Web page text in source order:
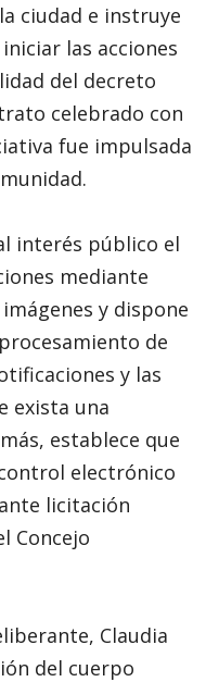
ciudad e instruye
las acciones
del decreto
celebrado con
fue impulsada
interés público el
mediante
y dispone
de
y las
exista una
establece que
electrónico
licitación
Concejo
Claudia
del cuerpo